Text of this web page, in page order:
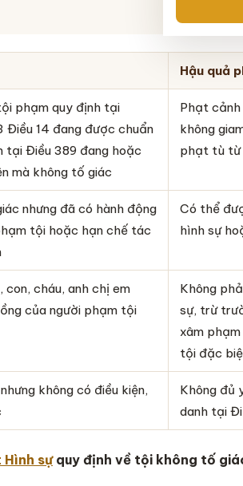
Hậu quả
phạm quy định tại
Điều 14 đang được chuẩn
tại Điều 389 đang hoặc
mà không tố giác
Phạt
không
phạt tù từ
nhưng đã có hành động
tội hoặc hạn chế tác
Có thể
hình sự
con, cháu, anh chị em
của người phạm tội
Không
sự, trừ
xâm
tội đặc
không có điều kiện,
Không đủ
danh tại
Hình sựquy định về tội không tố